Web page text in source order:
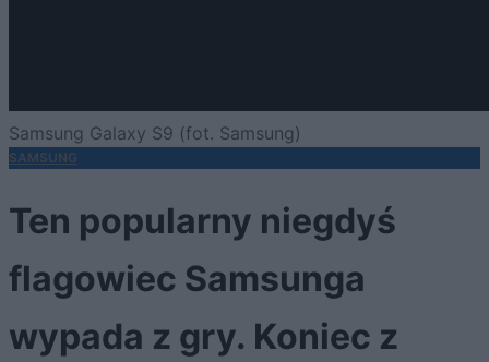
Samsung Galaxy S9 (fot. Samsung)
SAMSUNG
Ten popularny niegdyś
flagowiec Samsunga
wypada z gry. Koniec z